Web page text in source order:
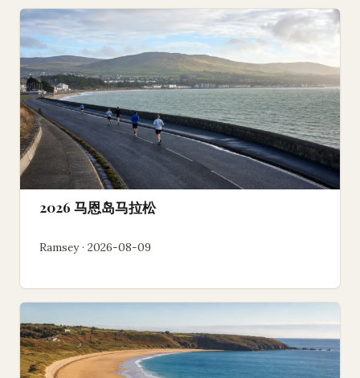
2026 马恩岛马拉松
Ramsey · 2026-08-09